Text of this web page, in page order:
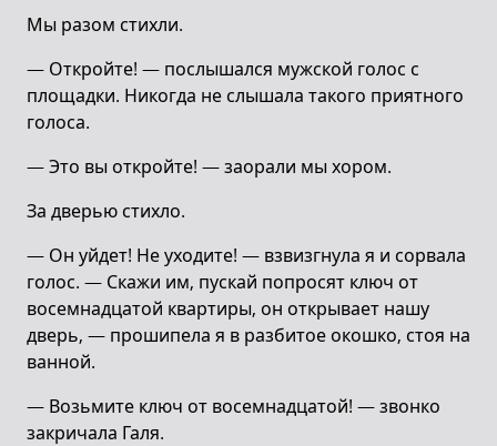
Мы разом стихли.
— Откройте! — послышался мужской голос с
площадки. Никогда не слышала такого приятного
голоса.
— Это вы откройте! — заорали мы хором.
За дверью стихло.
— Он уйдет! Не уходите! — взвизгнула я и сорвала
голос. — Скажи им, пускай попросят ключ от
восемнадцатой квартиры, он открывает нашу
дверь, — прошипела я в разбитое окошко, стоя на
ванной.
— Возьмите ключ от восемнадцатой! — звонко
закричала Галя.